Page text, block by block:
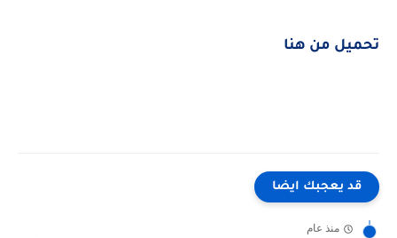
تحميل من هنا
قد يعجبك ايضا
منذ عام